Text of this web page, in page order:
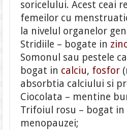
soricelului. Acest ceai
femeilor cu
la nivelul organelor
Stridiile – bogate in zinc
Somonul sau pestele
bogat in calciu, fosfor
absorbtia calciului si
Ciocolata – mentine
Trifoiul rosu – bogat
menopauzei;